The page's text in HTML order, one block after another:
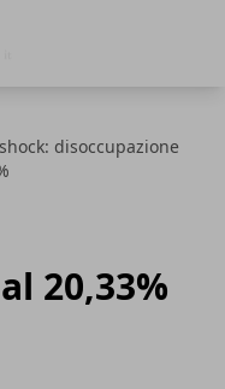
disoccupazione
20,33%